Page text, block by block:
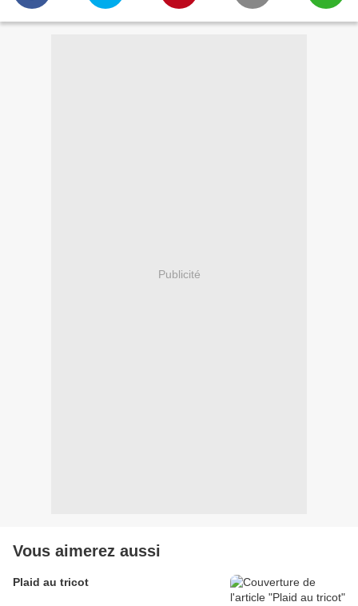
Publicité
Vous aimerez aussi
Plaid au tricot